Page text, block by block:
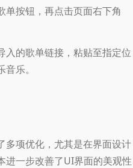
单按钮，再点击页面右下角
入的歌单链接，粘贴至指定位
乐。
多项优化，尤其是在界面设计
进一步改善了UI界面的美观性